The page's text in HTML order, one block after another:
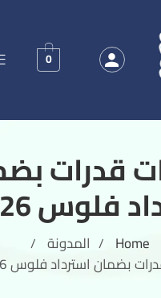
0
قدرات
فلوس 2026
Home
/ المدونة /